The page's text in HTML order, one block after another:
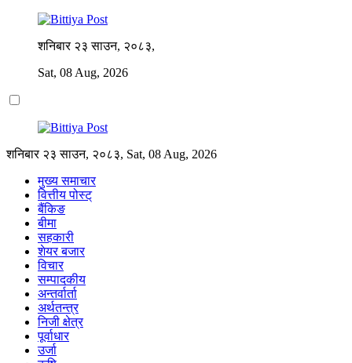
शनिबार २३ साउन, २०८३,
Sat, 08 Aug, 2026
शनिबार २३ साउन, २०८३, Sat, 08 Aug, 2026
मुख्य समाचार
वित्तीय पोस्ट्
बैंकिङ
बीमा
सहकारी
शेयर बजार
विचार
सम्पादकीय
अन्तर्वार्ता
अर्थतन्त्र
निजी क्षेत्र
पूर्वाधार
उर्जा